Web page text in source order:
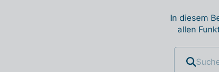
In diesem
allen